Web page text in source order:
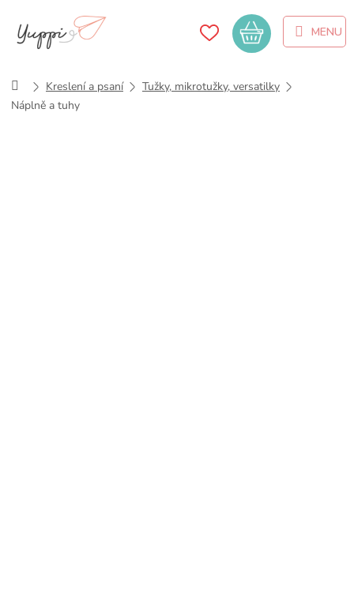
obsah
Nákupní
košík
DomůKreslení a psaní
Tužky, mikrotužky, versatilky
Náplně a tuhy